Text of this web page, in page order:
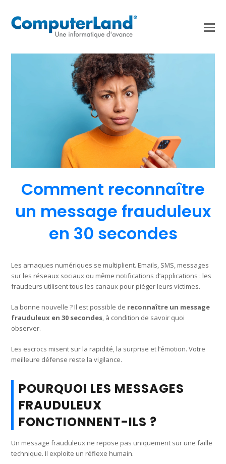
Comment reconnaître
un message frauduleux
en 30 secondes
Les arnaques numériques se multiplient. Emails, SMS, messages
sur les réseaux sociaux ou même notifications d’applications : les
fraudeurs utilisent tous les canaux pour piéger leurs victimes.
La bonne nouvelle ? Il est possible de reconnaître un message
frauduleux en 30 secondes, à condition de savoir quoi
observer.
Les escrocs misent sur la rapidité, la surprise et l’émotion. Votre
meilleure défense reste la vigilance.
POURQUOI LES MESSAGES
FRAUDULEUX
FONCTIONNENT-ILS ?
Un message frauduleux ne repose pas uniquement sur une faille
technique. Il exploite un réflexe humain.